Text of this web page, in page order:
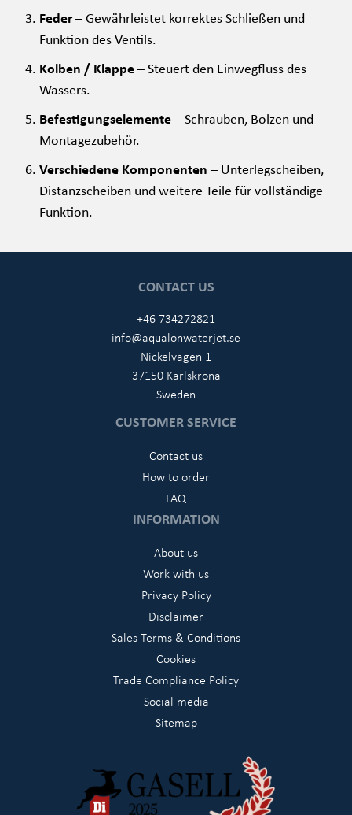
Feder– Gewährleistet korrektes Schließen und
Funktion des Ventils.
Kolben / Klappe– Steuert den Einwegfluss des
Wassers.
Befestigungselemente– Schrauben, Bolzen und
Montagezubehör.
Verschiedene Komponenten – Unterlegscheiben,
Distanzscheiben und weitere Teile für vollständige
Funktion.
CONTACT US
+46 734272821
info@aqualonwaterjet.se
Nickelvägen 1
37150 Karlskrona
Sweden
CUSTOMER SERVICE
Contact us
How to order
FAQ
INFORMATION
About us
Work with us
Privacy Policy
Disclaimer
Sales Terms & Conditions
Cookies
Trade Compliance Policy
Social media
Sitemap